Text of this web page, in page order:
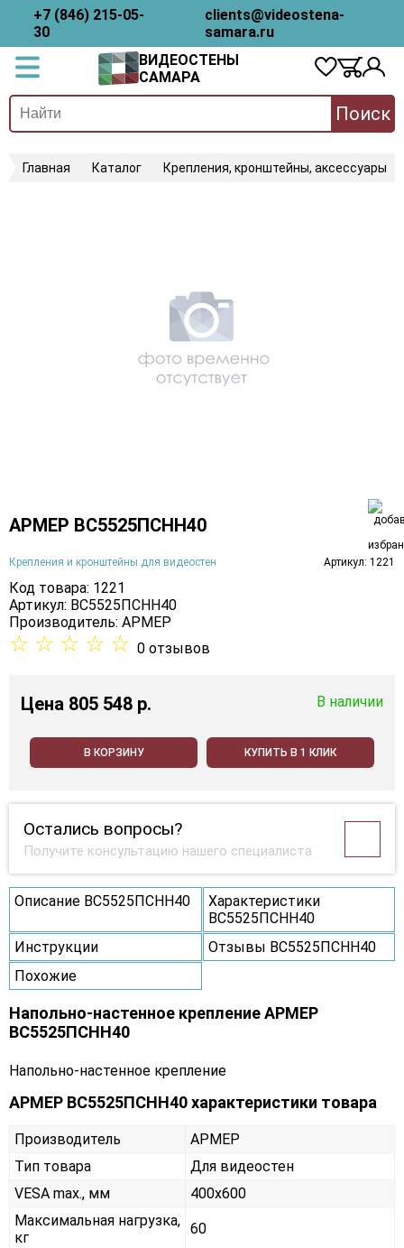
+7 (846) 215-05-
30
clients@videostena-
samara.ru
ВИДЕОСТЕНЫ
САМАРА
Поиск
Главная Каталог Крепления, кронштейны, аксессуары
АРМЕР ВС5525ПСНН40
Крепления и кронштейны для видеостен Артикул: 1221
Код товара: 1221
Артикул: ВС5525ПСНН40
Производитель: АРМЕР
☆ ☆ ☆ ☆ ☆ 0 отзывов
Цена 805 548 p. В наличии
В КОРЗИНУ КУПИТЬ В 1 КЛИК
Остались вопросы?
Получите консультацию нашего специалиста
Описание ВС5525ПСНН40
Характеристики
ВС5525ПСНН40
Инструкции
Отзывы ВС5525ПСНН40
Похожие
Напольно-настенное крепление АРМЕР
ВС5525ПСНН40
Напольно-настенное крепление
АРМЕР ВС5525ПСНН40 характеристики товара
Производитель
АРМЕР
Тип товара
Для видеостен
VESA max., мм
400х600
Максимальная нагрузка,
кг
60